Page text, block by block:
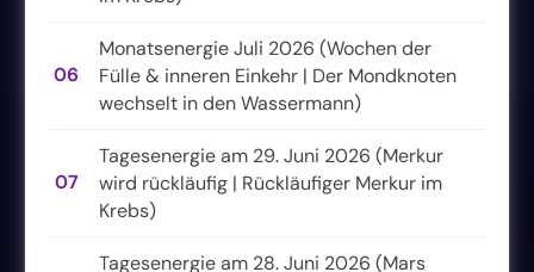
06
Monatsenergie Juli 2026 (Wochen der
Fülle & inneren Einkehr | Der Mondknoten
wechselt in den Wassermann)
07
Tagesenergie am 29. Juni 2026 (Merkur
wird rückläufig | Rückläufiger Merkur im
Krebs)
Tagesenergie am 28. Juni 2026 (Mars